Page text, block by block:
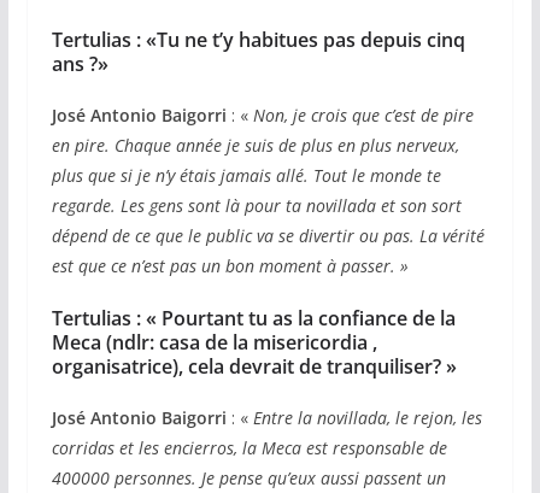
Tertulias : «Tu ne t’y habitues pas depuis cinq
ans ?»
José Antonio Baigorri : « Non, je crois que c’est de pire
en pire. Chaque année je suis de plus en plus nerveux,
plus que si je n’y étais jamais allé. Tout le monde te
regarde. Les gens sont là pour ta novillada et son sort
dépend de ce que le public va se divertir ou pas. La vérité
est que ce n’est pas un bon moment à passer. »
Tertulias : « Pourtant tu as la confiance de la
Meca (ndlr: casa de la misericordia ,
organisatrice), cela devrait de tranquiliser? »
José Antonio Baigorri : « Entre la novillada, le rejon, les
corridas et les encierros, la Meca est responsable de
400000 personnes. Je pense qu’eux aussi passent un